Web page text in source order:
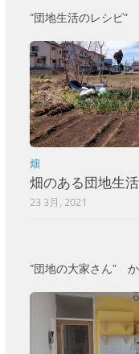
”団地生活のレシピ”
畑
畑のある団地生活
23 3月, 2021
”団地の大家さん”